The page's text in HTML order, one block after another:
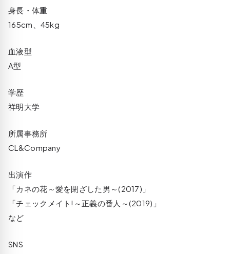
身長・体重
165cm、45kg
血液型
A型
学歴
祥明大学
所属事務所
CL&Company
出演作
「カネの花～愛を閉ざした男～(2017)」
「チェックメイト!～正義の番人～(2019)」
など
SNS